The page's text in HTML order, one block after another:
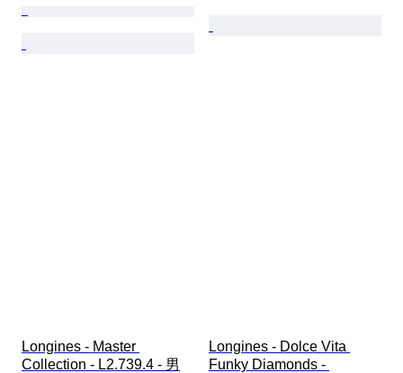
Longines - Master
Collection - L2.739.4 - 男
Longines - Dolce Vita
Funky Diamonds -